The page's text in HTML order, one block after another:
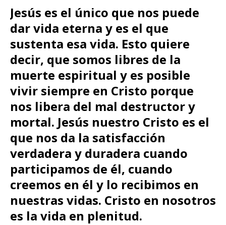
Jesús es el único que nos puede
dar vida eterna y es el que
sustenta esa vida. Esto quiere
decir, que somos libres de la
muerte espiritual y es posible
vivir siempre en Cristo porque
nos libera del mal destructor y
mortal. Jesús nuestro Cristo es el
que nos da la satisfacción
verdadera y duradera cuando
participamos de él, cuando
creemos en él y lo recibimos en
nuestras vidas. Cristo en nosotros
es la vida en plenitud.